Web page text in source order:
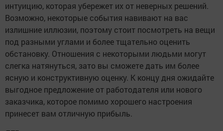
интуицию, которая убережет их от неверных решений.
Возможно, некоторые события навивают на вас
излишние иллюзии, поэтому стоит посмотреть на вещи
под разными углами и более тщательно оценить
обстановку. Отношения с некоторыми людьми могут
слегка натянуться, зато вы сможете дать им более
ясную и конструктивную оценку. К концу дня ожидайте
выгодное предложение от работодателя или нового
заказчика, которое помимо хорошего настроения
принесет вам отличную прибыль.